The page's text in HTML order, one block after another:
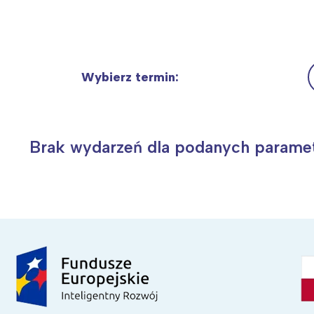
Wiosenny koncert ptaków na płocie Kwitnąca
Wybierz termin:
Brak wydarzeń dla podanych